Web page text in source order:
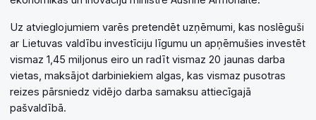
Uz atvieglojumiem varēs pretendēt uzņēmumi, kas noslēguši
ar Lietuvas valdību investīciju līgumu un apņēmušies investēt
vismaz 1,45 miljonus eiro un radīt vismaz 20 jaunas darba
vietas, maksājot darbiniekiem algas, kas vismaz pusotras
reizes pārsniedz vidējo darba samaksu attiecīgajā
pašvaldībā.